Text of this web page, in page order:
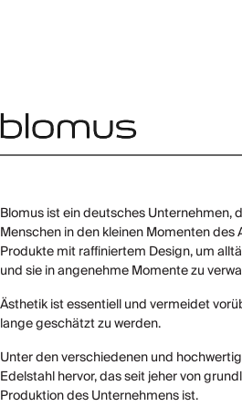
Blomus ist ein deutsches Unternehmen,
Menschen in den kleinen Momenten
Produkte mit raffiniertem Design, um
und sie in angenehme Momente zu
Ästhetik ist essentiell und vermeidet
lange geschätzt zu werden.
Unter den verschiedenen und
Edelstahl hervor, das seit jeher von
Produktion des Unternehmens ist.